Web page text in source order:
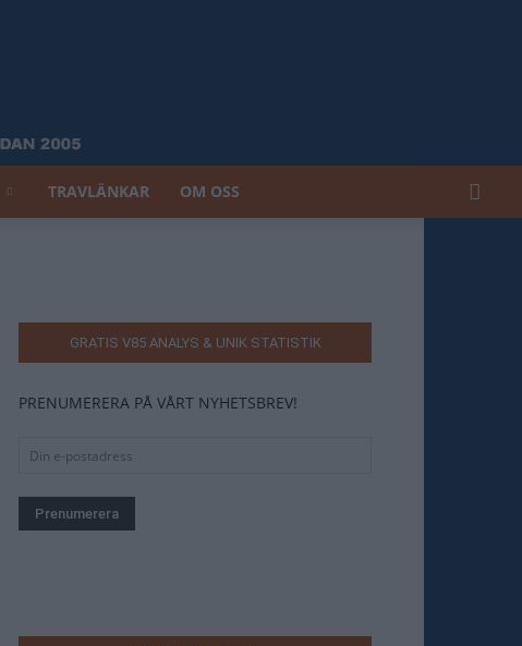
TRAVLÄNKAR OM OSS
GRATIS V85 ANALYS & UNIK STATISTIK
PRENUMERERA PÅ VÅRT NYHETSBREV!